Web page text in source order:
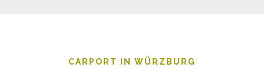
CARPORT IN WÜRZBURG